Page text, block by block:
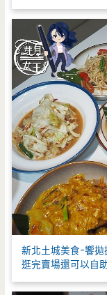
新北土城美食-饗
逛完賣場還可以自